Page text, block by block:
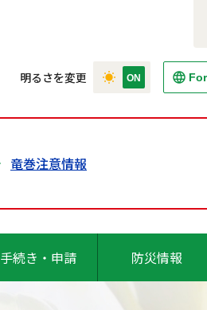
明るさを変更
竜巻注意情報
手続き・申請 防災情報